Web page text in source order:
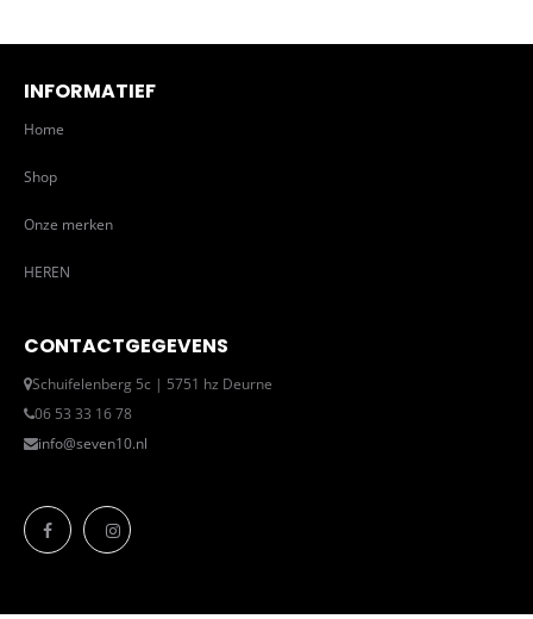
INFORMATIEF
Home
Shop
Onze merken
HEREN
CONTACTGEGEVENS
Schuifelenberg 5c | 5751 hz Deurne
06 53 33 16 78
info@seven10.nl